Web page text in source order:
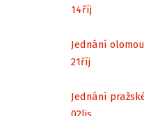
14říj
Jednání
21říj
Jednání